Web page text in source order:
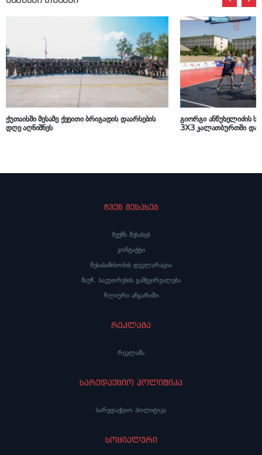
ქუთაისში მესამე ქვეითი ბრიგადის დაარსების
დღე აღნიშნეს
გიორგი ანწუხელიძის
3X3 კალათბურთში
ჩვენ შესახებ
ჩვენს შესახებ
კონტაქტი
შესაბამისობის დეკლარაცია
მაუწ. საკუთრების გამჭვირვალება
წლიური ანგარიში
რეკლამა
რეკლამა
სარედაქციო პოლიტიკა
სარედაქციო პოლიტიკა
სოციალური